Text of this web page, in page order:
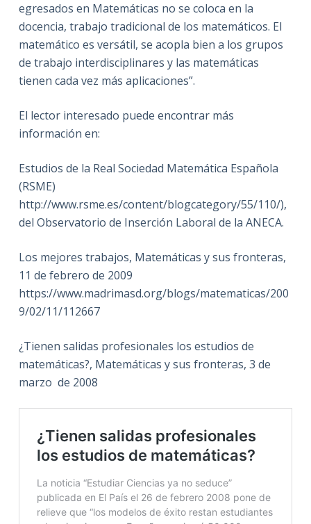
egresados en Matemáticas no se coloca en la
docencia, trabajo tradicional de los matemáticos. El
matemático es versátil, se acopla bien a los grupos
de trabajo interdisciplinares y las matemáticas
tienen cada vez más aplicaciones”.
El lector interesado puede encontrar más
información en:
Estudios de la Real Sociedad Matemática Española
(RSME)
http://www.rsme.es/content/blogcategory/55/110/),
del Observatorio de Inserción Laboral de la ANECA.
Los mejores trabajos, Matemáticas y sus fronteras,
11 de febrero de 2009
https://www.madrimasd.org/blogs/matematicas/200
9/02/11/112667
¿Tienen salidas profesionales los estudios de
matemáticas?, Matemáticas y sus fronteras, 3 de
marzo de 2008